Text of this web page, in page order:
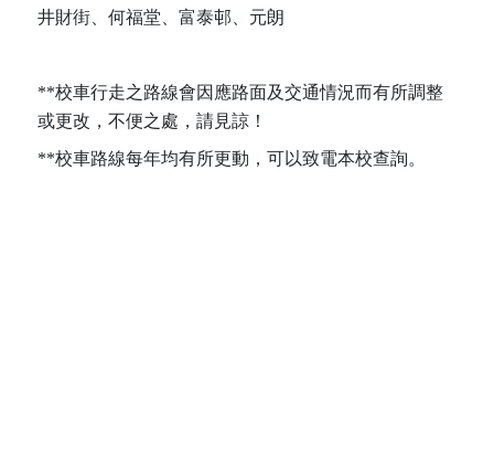
井財街、何福堂、富泰邨、元朗
**校車行走之路線會因應路面及交通情況而有所調整
或更改，不便之處，請見諒！
**校車路線每年均有所更動，可以致電本校查詢。